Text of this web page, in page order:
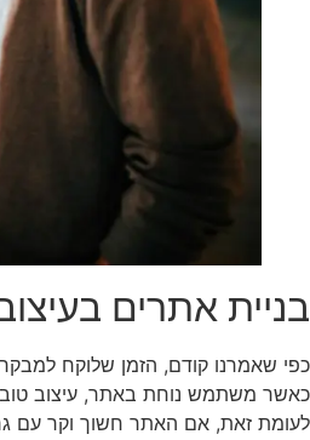
בניית אתרים
כפי שאמרנו קודם, הזמן שלוקח
כאשר משתמש נוחת באתר, עיצוב טוב
לעומת זאת, אם האתר חשוך וקר עם